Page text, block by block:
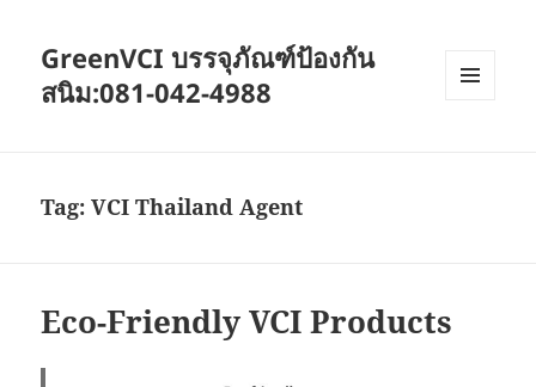
GreenVCI บรรจุภัณฑ์ป้องกัน
สนิม:081-042-4988
Tag:VCI Thailand Agent
Eco-Friendly VCI Products